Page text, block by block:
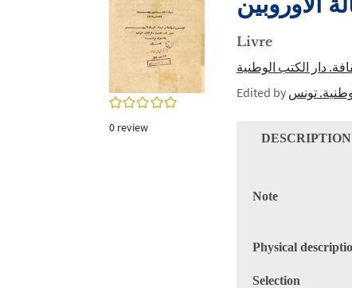
0/5
0 review
Livre
دار الكتب الوطنية
Edited by تونس
DESCRIPTION
Note
Physical
Selection